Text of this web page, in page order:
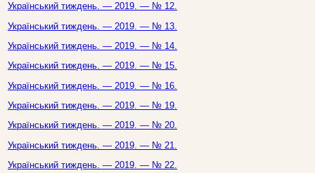
Український тиждень. — 2019. — № 12.
Український тиждень. — 2019. — № 13.
Український тиждень. — 2019. — № 14.
Український тиждень. — 2019. — № 15.
Український тиждень. — 2019. — № 16.
Український тиждень. — 2019. — № 19.
Український тиждень. — 2019. — № 20.
Український тиждень. — 2019. — № 21.
Український тиждень. — 2019. — № 22.